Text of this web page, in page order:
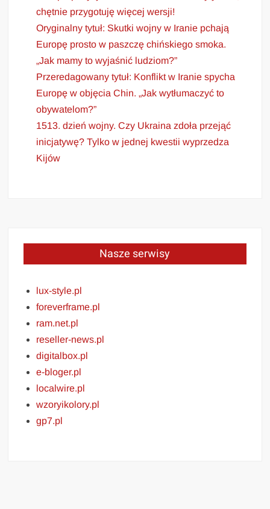
chętnie przygotuję więcej wersji!
Oryginalny tytuł: Skutki wojny w Iranie pchają
Europę prosto w paszczę chińskiego smoka.
„Jak mamy to wyjaśnić ludziom?”
Przeredagowany tytuł: Konflikt w Iranie spycha
Europę w objęcia Chin. „Jak wytłumaczyć to
obywatelom?”
1513. dzień wojny. Czy Ukraina zdoła przejąć
inicjatywę? Tylko w jednej kwestii wyprzedza
Kijów
Nasze serwisy
lux-style.pl
foreverframe.pl
ram.net.pl
reseller-news.pl
digitalbox.pl
e-bloger.pl
localwire.pl
wzoryikolory.pl
gp7.pl